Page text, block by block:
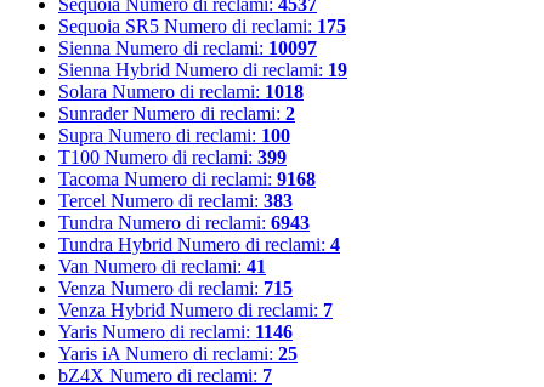
Sequoia SR5 Numero di reclami: 175
Sienna Numero di reclami: 10097
Sienna Hybrid Numero di reclami: 19
Solara Numero di reclami: 1018
Sunrader Numero di reclami: 2
Supra Numero di reclami: 100
T100 Numero di reclami: 399
Tacoma Numero di reclami: 9168
Tercel Numero di reclami: 383
Tundra Numero di reclami: 6943
Tundra Hybrid Numero di reclami: 4
Van Numero di reclami: 41
Venza Numero di reclami: 715
Venza Hybrid Numero di reclami: 7
Yaris Numero di reclami: 1146
Yaris iA Numero di reclami: 25
bZ4X Numero di reclami: 7